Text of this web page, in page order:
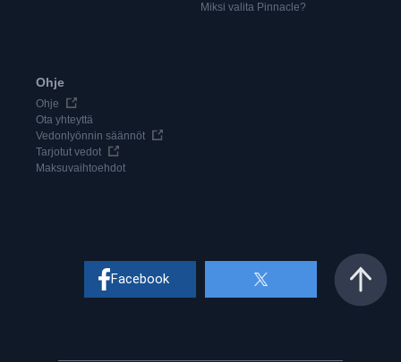
Miksi valita Pinnacle?
Ohje
Ohje
Ota yhteyttä
Vedonlyönnin säännöt
Tarjotut vedot
Maksuvaihtoehdot
Facebook